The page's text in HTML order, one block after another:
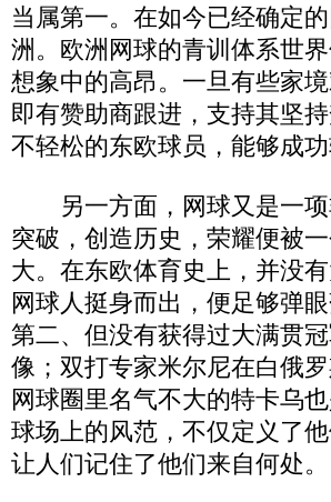
当属第一。在如今已经确定
洲。欧洲网球的青训体系世
想象中的高昂。一旦有些家
即有赞助商跟进，支持其坚
不轻松的东欧球员，能够成
另一方面，网球又是一项
突破，创造历史，荣耀便被
大。在东欧体育史上，并没
网球人挺身而出，便足够弹
第二、但没有获得过大满贯
像；双打专家米尔尼在白俄
网球圈里名气不大的特卡乌
球场上的风范，不仅定义了
让人们记住了他们来自何处。